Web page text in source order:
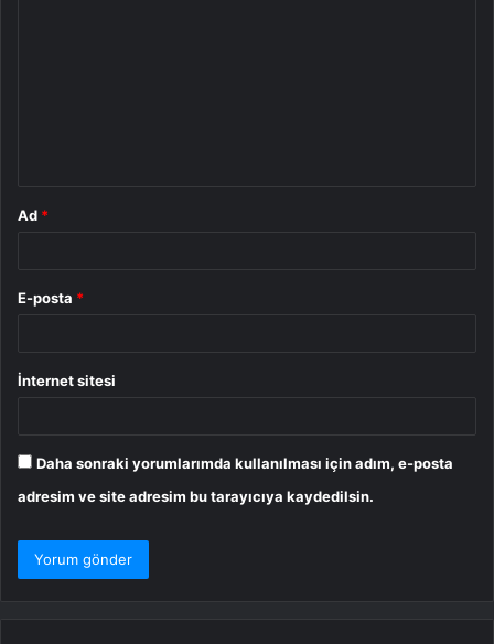
Ad *
E-posta *
İnternet sitesi
Daha sonraki yorumlarımda kullanılması için adım, e-posta
adresim ve site adresim bu tarayıcıya kaydedilsin.